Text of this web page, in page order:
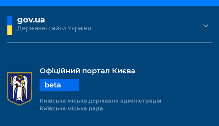
gov.ua
Державні сайти України
Офіційний портал Києва
beta
Київська міська державна адміністрація
Київська міська рада